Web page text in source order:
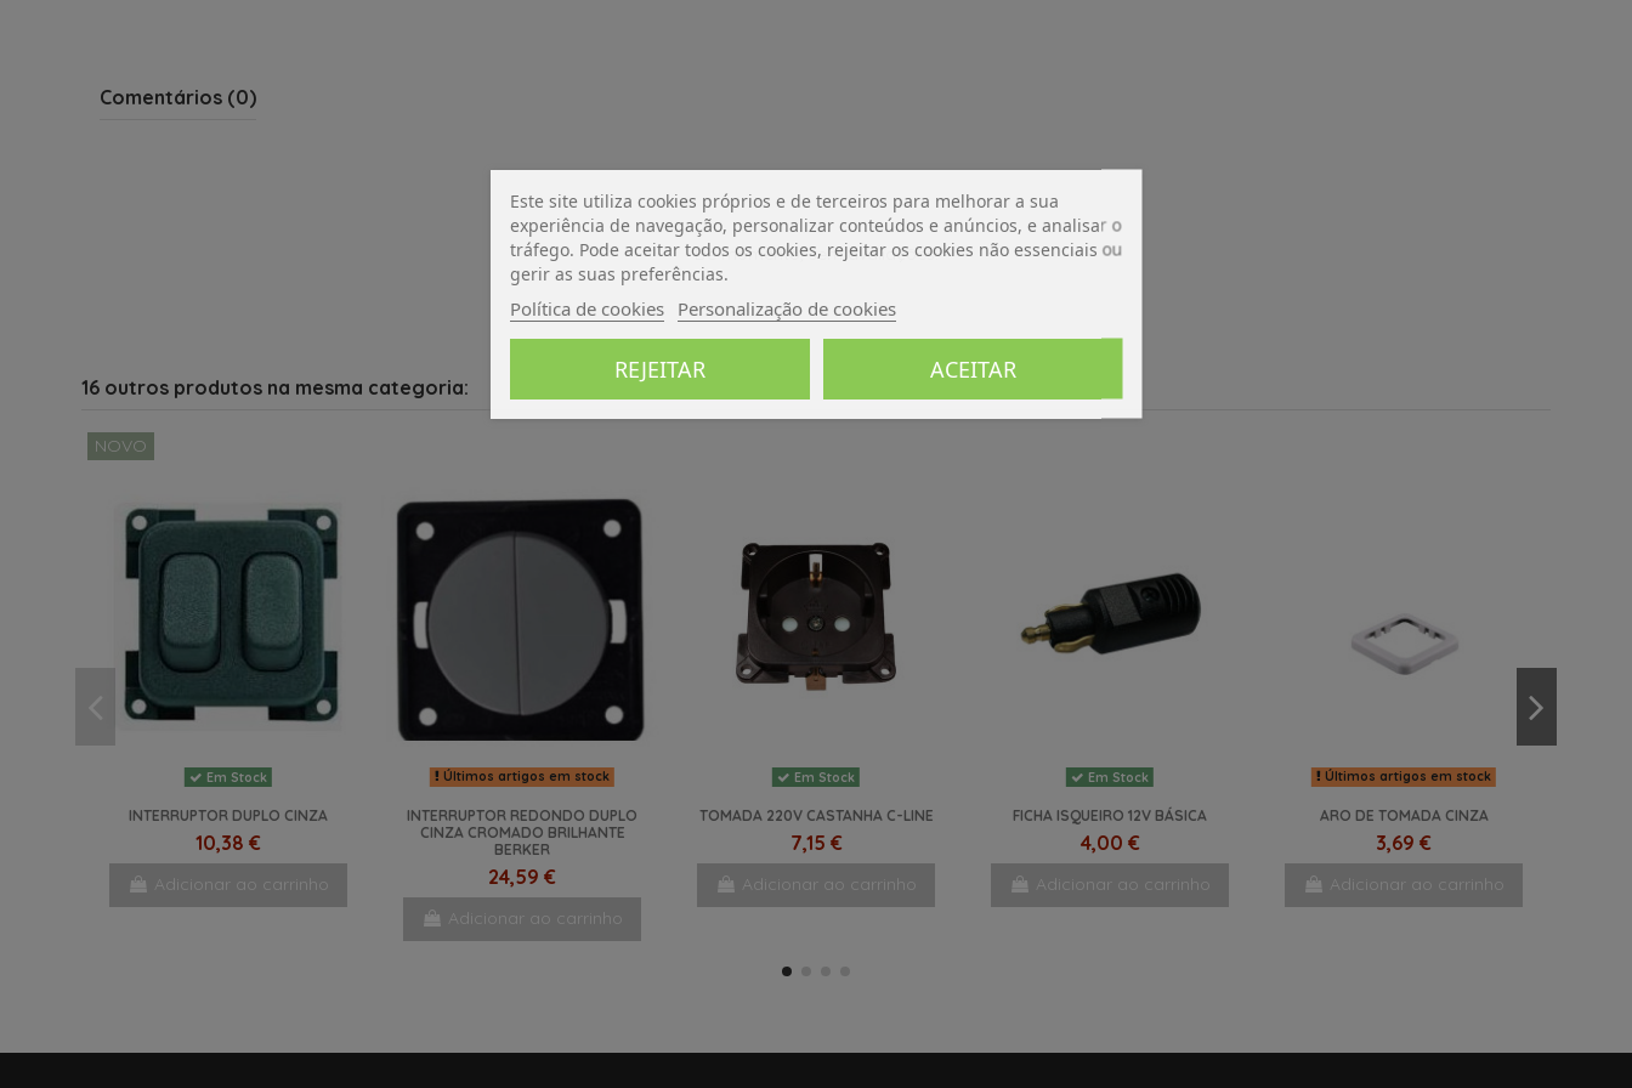
Comentários (0)
De momento, sem avaliações.
16 outros produtos na mesma categoria:
NOVO
Em Stock
INTERRUPTOR DUPLO CINZA
10,38 €
Adicionar ao carrinho
Últimos artigos em stock
INTERRUPTOR REDONDO DUPLO
CINZA CROMADO BRILHANTE
BERKER
24,59 €
Adicionar ao carrinho
Em Stock
TOMADA 220V CASTANHA C-LINE
7,15 €
Adicionar ao carrinho
Em Stock
FICHA ISQUEIRO 12V BÁSICA
4,00 €
Adicionar ao carrinho
Últimos artigos em stock
ARO DE TOMADA CINZA
3,69 €
Adicionar ao carrinho
Este site utiliza cookies próprios e de terceiros para melhorar a sua
experiência de navegação, personalizar conteúdos e anúncios, e analisar o
tráfego. Pode aceitar todos os cookies, rejeitar os cookies não essenciais ou
gerir as suas preferências.
Política de cookies Personalização de cookies
REJEITAR ACEITAR